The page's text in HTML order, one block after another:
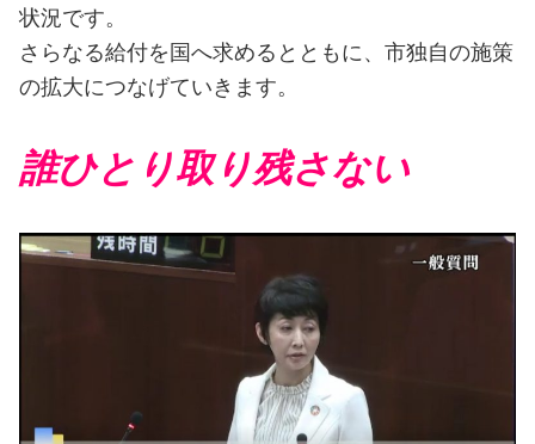
状況です。
さらなる給付を国へ求めるとともに、市独自の施策
の拡大につなげていきます。
誰ひとり取り残さない